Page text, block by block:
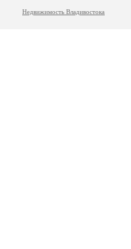
Недвижимость Владивостока